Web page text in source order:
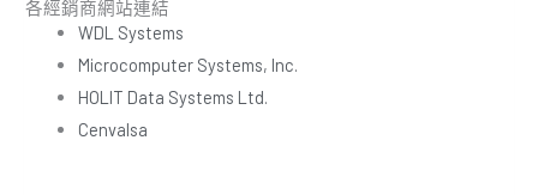
各經銷商網站連結
WDL Systems
Microcomputer Systems, Inc.
HOLIT Data Systems Ltd.
Cenvalsa